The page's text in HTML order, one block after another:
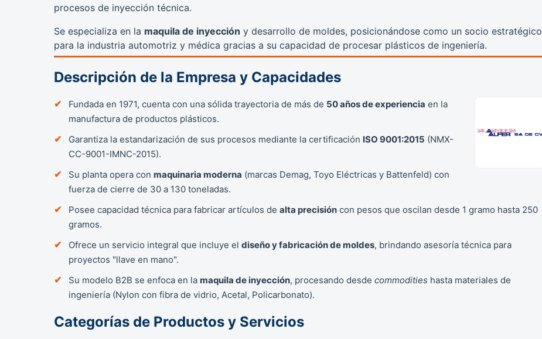
procesos de inyección técnica.
Se especializa en la maquila de inyección y desarrollo de moldes, posicionándose como un socio estratégico
para la industria automotriz y médica gracias a su capacidad de procesar plásticos de ingeniería.
Descripción de la Empresa y Capacidades
Fundada en 1971, cuenta con una sólida trayectoria de más de 50 años de experiencia en la
manufactura de productos plásticos.
Garantiza la estandarización de sus procesos mediante la certificación ISO 9001:2015 (NMX-
CC-9001-IMNC-2015).
Su planta opera con maquinaria moderna (marcas Demag, Toyo Eléctricas y Battenfeld) con
fuerza de cierre de 30 a 130 toneladas.
Posee capacidad técnica para fabricar artículos de alta precisión con pesos que oscilan desde 1 gramo hasta 250
gramos.
Ofrece un servicio integral que incluye el diseño y fabricación de moldes, brindando asesoría técnica para
proyectos "llave en mano".
Su modelo B2B se enfoca en la maquila de inyección, procesando desde commodities hasta materiales de
ingeniería (Nylon con fibra de vidrio, Acetal, Policarbonato).
Categorías de Productos y Servicios